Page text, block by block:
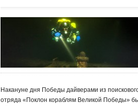
Накануне дня Победы дайверами из
отряда «Поклон кораблям Великой Победы»